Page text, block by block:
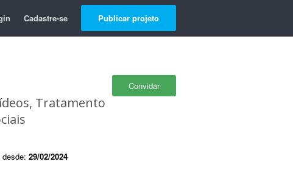
Cadastre-se Publicar projeto
Convidar
Tratamento
desde: 29/02/2024